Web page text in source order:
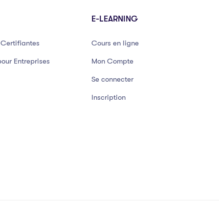
Entreprises
E-LEARNING
Cours en ligne
Mon Compte
Se connecter
Inscription